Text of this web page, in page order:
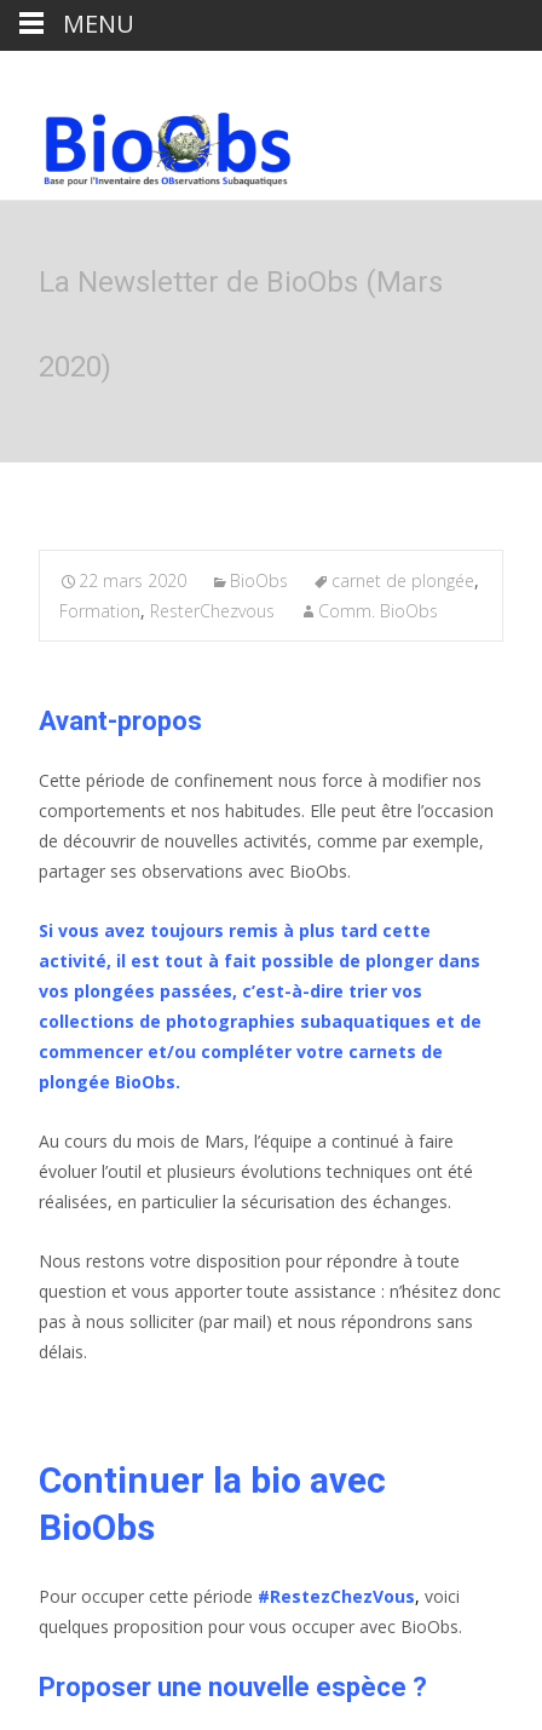
La Newsletter de BioObs (Mars
2020)
22 mars 2020 BioObs carnet de plongée,
Formation, ResterChezvous Comm. BioObs
Avant-propos
Cette période de confinement nous force à modifier nos
comportements et nos habitudes. Elle peut être l’occasion
de découvrir de nouvelles activités, comme par exemple,
partager ses observations avec BioObs.
Si vous avez toujours remis à plus tard cette
activité, il est tout à fait possible de plonger dans
vos plongées passées, c’est-à-dire trier vos
collections de photographies subaquatiques et de
commencer et/ou compléter votre carnets de
plongée BioObs.
Au cours du mois de Mars, l’équipe a continué à faire
évoluer l’outil et plusieurs évolutions techniques ont été
réalisées, en particulier la sécurisation des échanges.
Nous restons votre disposition pour répondre à toute
question et vous apporter toute assistance : n’hésitez donc
pas à nous solliciter (par mail) et nous répondrons sans
délais.
Continuer la bio avec
BioObs
Pour occuper cette période #RestezChezVous, voici
quelques proposition pour vous occuper avec BioObs.
Proposer une nouvelle espèce ?
MENU